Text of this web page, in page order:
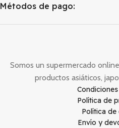
Métodos de pago:
Somos un supermercado
productos asiáticos,
Política de
Política de
Envío y